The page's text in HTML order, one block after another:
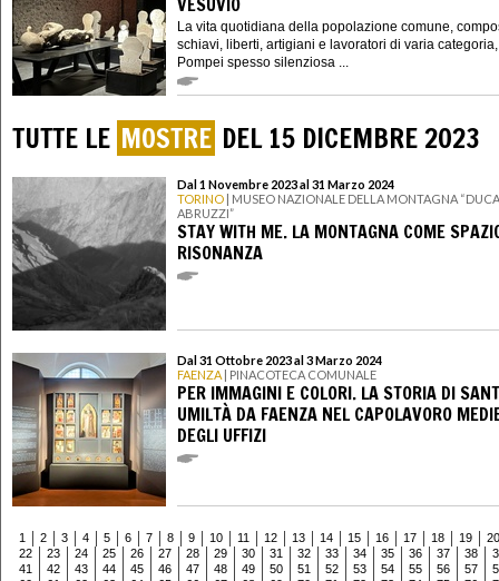
La vita quotidiana della popolazione comune,
schiavi, liberti, artigiani e lavoratori di varia
Pompei spesso silenziosa ...
TUTTE LE MOSTRE DEL 15 DICEMBRE 2023
Dal 1 Novembre 2023 al 31 Marzo 2024
TORINO | MUSEO NAZIONALE DELLA MONTAGNA
ABRUZZI”
STAY WITH ME. LA MONTAGNA COME
RISONANZA
Dal 31 Ottobre 2023 al 3 Marzo 2024
FAENZA | PINACOTECA COMUNALE
PER IMMAGINI E COLORI. LA STORIA DI
UMILTÀ DA FAENZA NEL CAPOLAVORO
DEGLI UFFIZI
1 2 3 4 5 6 7 8 9 10 11 12 13 14 15 16 17 18 19
20
22
23 24 25 26 27 28 29 30 31 32 33 34 35 36 37 38
41
42 43 44 45 46 47 48 49 50 51 52 53 54 55 56 57